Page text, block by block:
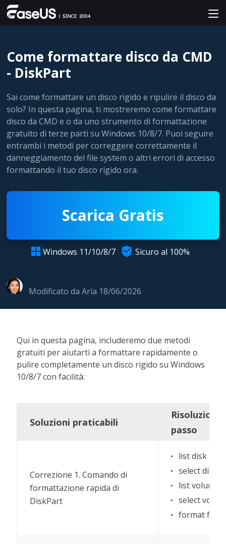
Come formattare disco da CMD
- DiskPart
Sai come formattare un disco rigido e ripulire il disco da
solo? In questa pagina, ti mostreremo come formattare
disco da CMD e o da uno strumento di formattazione
gratuito di terze parti su Windows 10/8/7. Puoi seguire
entrambi i metodi per correggere correttamente il
danneggiamento del file system o altri errori di accesso
formattando il tuo disco rigido ora.
Scarica Gratis
 Windows 11/10/8/7  Sicuro al 100%
Modificato daAria 18/06/2026
Qui in questa pagina, includeremo due metodi
gratuiti per aiutarti a formattare rapidamente o
pulire completamente un disco rigido su Windows
10/8/7 con facilità:
Soluzioni praticabili
passo
Correzione 1. Comando di
formattazione rapida di
DiskPart
list disk
select disk *
list volume
select
format